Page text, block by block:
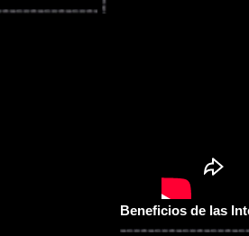
Beneficios de las